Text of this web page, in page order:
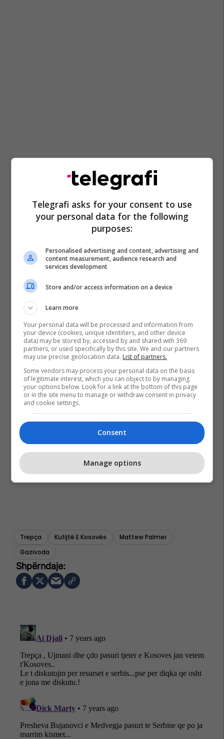
Trepça Kufijtë E Kosovës
Mattew Palmer
Gazivoda
Telegrafi asks for your consent to use
your personal data for the following
purposes:
Personalised advertising and content, advertising and
content measurement, audience research and
services development
Store and/or access information on a device
Learn more
Your personal data will be processed and information from
your device (cookies, unique identifiers, and other device
data) may be stored by, accessed by and shared with 369
partners, or used specifically by this site. We and our partners
may use precise geolocation data. List of partners.
Some vendors may process your personal data on the basis
of legitimate interest, which you can object to by managing
your options below. Look for a link at the bottom of this page
or in the site menu to manage or withdraw consent in privacy
and cookie settings.
Consent
Manage options